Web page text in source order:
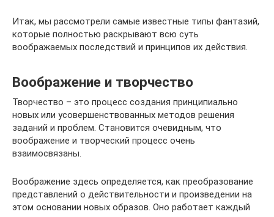
Итак, мы рассмотрели самые известные типы фантазий,
которые полностью раскрывают всю суть
воображаемых последствий и принципов их действия.
Воображение и творчество
Творчество – это процесс создания принципиально
новых или усовершенствованных методов решения
заданий и проблем. Становится очевидным, что
воображение и творческий процесс очень
взаимосвязаны.
Воображение здесь определяется, как преобразование
представлений о действительности и произведении на
этом основании новых образов. Оно работает каждый